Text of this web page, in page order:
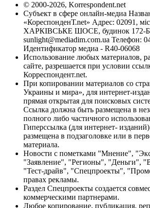
© 2000-2026, Korrespondent.net
Субъект в сфере онлайн-медиа
«КореспонденТ.net» Адрес: 02091,
ХАРКІВСЬКЕ ШОСЕ, будинок 172-Б,
sunlight@mediadim.com.ua Телефон:
Идентификатор медиа - R40-06068
Использование любых материалов,
сайте, разрешается при условии
Корреспондент.net.
При копировании материалов со
Украины и мира», для интернет-
прямая открытая для поисковых
Ссылка должна быть размещена в
полного либо частичного
Гиперссылка (для интернет-
размещена в подзаголовке или в
материала.
Новости с пометками "Мнение",
"Заявление", "Регионы", "Деньги",
"Тест-драйв", "Спецпроекты",
правах рекламы.
Раздел Спецпроекты создается
коммерческими партнерами.
Любое копирование, публикация,